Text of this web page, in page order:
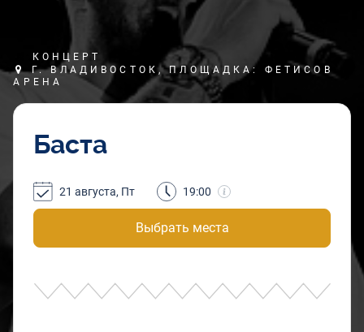
КОНЦЕРТ
Г. ВЛАДИВОСТОК, ПЛОЩАДКА: ФЕТИСОВ
АРЕНА
Баста
Выбрать места
21 августа, Пт 19:00